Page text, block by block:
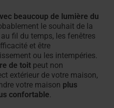
des fenêtres de toit
beaucoup de lumière du
le souhait de la
fil du temps, les fenêtres
et être
ou les intempéries.
de toit peut non
extérieur de votre maison,
votre maison plus
confortable.